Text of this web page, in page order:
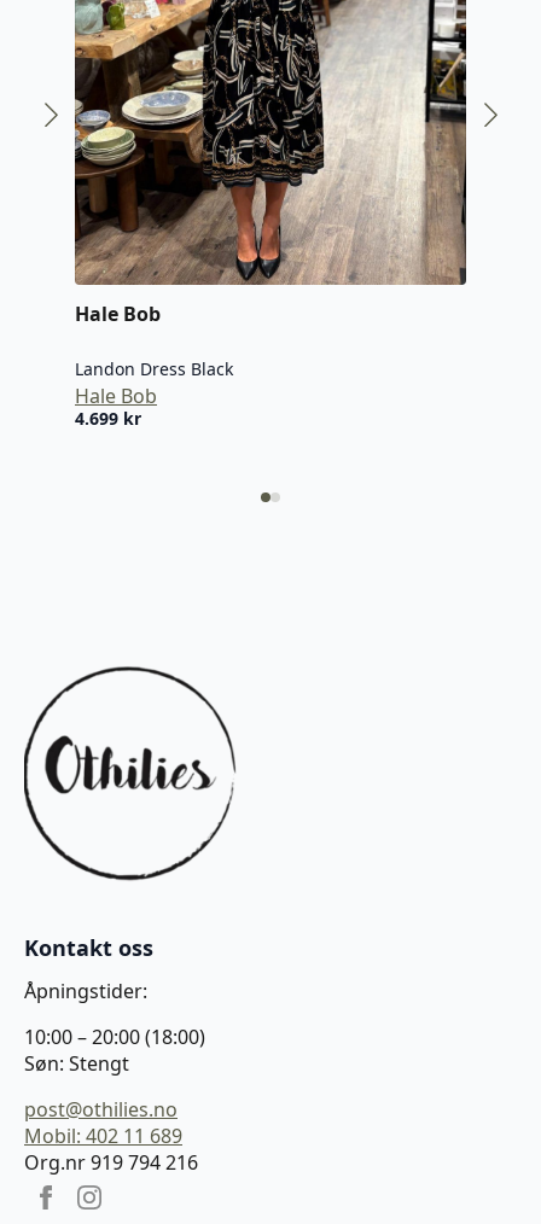
Hale Bob
Landon Dress Black
Hale Bob
4.699 kr
Kontakt oss
Åpningstider:
10:00 – 20:00 (18:00)
Søn: Stengt
post@othilies.no
Mobil: 402 11 689
Org.nr 919 794 216